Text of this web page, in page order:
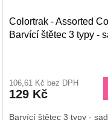
Colortrak - Assorted
Barvící štětec 3 typy -
106,61 Kč bez DPH
129 Kč
Barvící štětec 3 typy -